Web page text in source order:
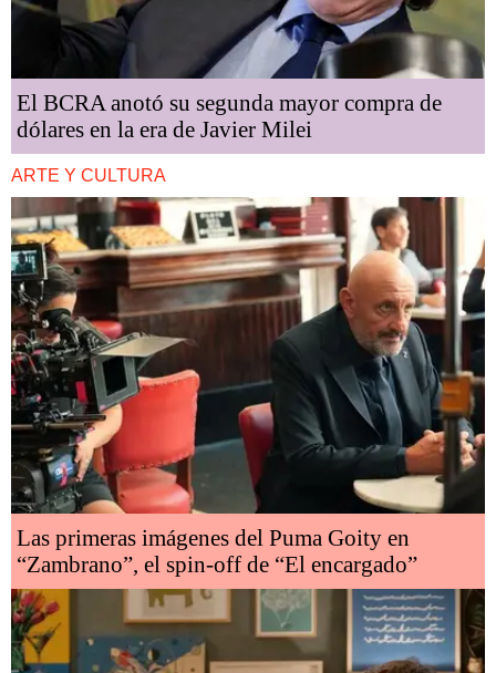
El BCRA anotó su segunda mayor compra de
dólares en la era de Javier Milei
ARTE Y CULTURA
Las primeras imágenes del Puma Goity en
“Zambrano”, el spin-off de “El encargado”